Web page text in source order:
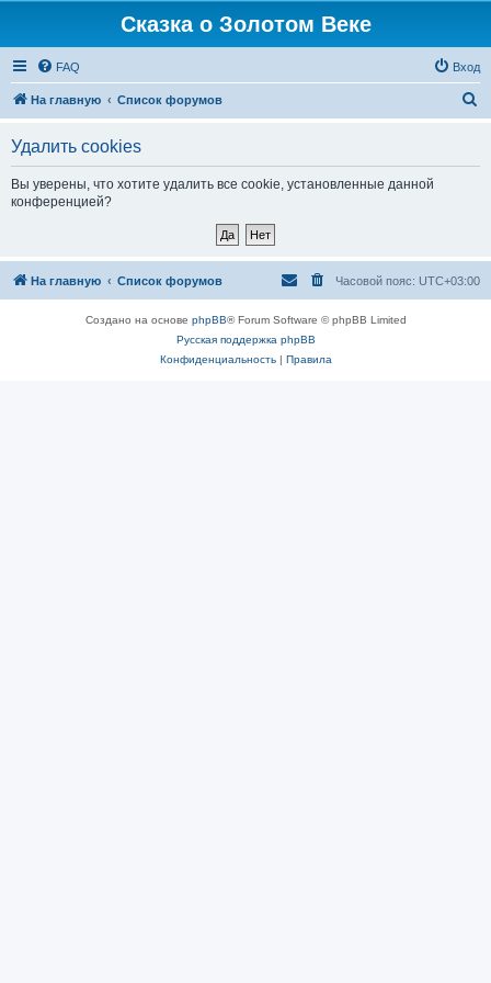
Сказка о Золотом Веке
FAQ Вход
На главную Список форумов
Удалить cookies
Вы уверены, что хотите удалить все cookie, установленные данной
конференцией?
На главную Список форумов Часовой пояс: UTC+03:00
Создано на основе phpBB® Forum Software © phpBB Limited
Русская поддержка phpBB
Конфиденциальность| Правила